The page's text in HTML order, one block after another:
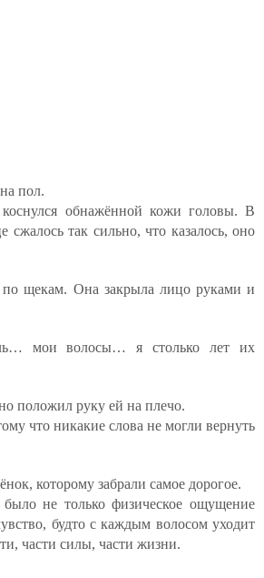
пол.
обнажённой кожи головы. В
сжалось так сильно, что казалось, оно
щекам. Она закрыла лицо руками и
мои волосы… я столько лет их
положил руку ей на плечо.
что никакие слова не могли вернуть
которому забрали самое дорогое.
не только физическое ощущение
будто с каждым волосом уходит
части силы, части жизни.